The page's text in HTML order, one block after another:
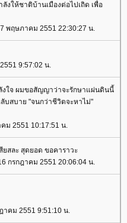
งให้ชาติบ้านเมืองต่อไปเถิด เพื่อ
พฤษภาคม 2551 22:30:27 น.
9:57:02 น.
ใจ ผมขอสัญญาว่าจะรักษาแผ่นดินนี้
บสบาย "จนกว่าชีวิตจะหาไม่"
ม 2551 10:17:51 น.
ยสละ สุดยอด ขอคาราวะ
กรกฎาคม 2551 20:06:04 น.
าคม 2551 9:51:10 น.